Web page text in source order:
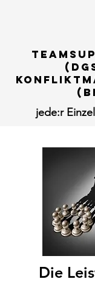
jede:r
Die